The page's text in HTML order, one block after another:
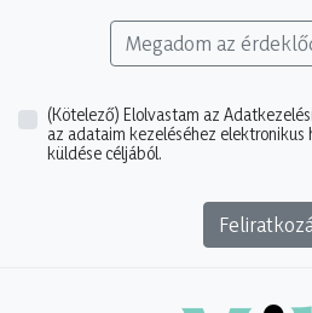
Megadom az
(Kötelező) Elolvastam az
az adataim kezeléséhez elektronikus
küldése céljából.